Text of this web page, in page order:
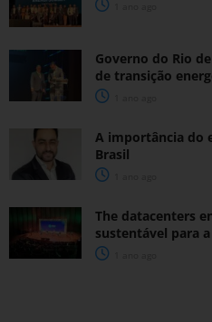
Governo do Rio
de transição
A importância do
Brasil
The datacenters
sustentável para